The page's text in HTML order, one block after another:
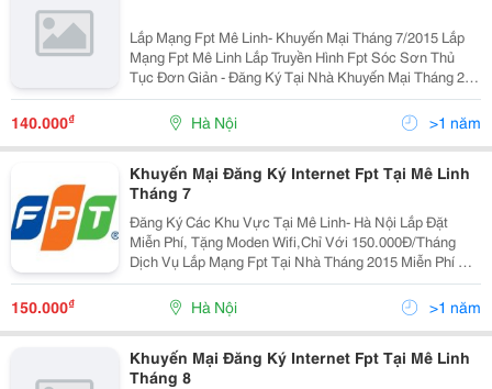
Lắp Mạng Fpt Mê Linh- Khuyến Mại Tháng 7/2015 Lắp
Mạng Fpt Mê Linh Lắp Truyền Hình Fpt Sóc Sơn Thủ
Tục Đơn Giản - Đăng Ký Tại Nhà Khuyến Mại Tháng 2 /
2015 Trang Bị Modem Wifi Miễn Phí Cho Kh Đăng Ký
Internet Fpt Mê Linh Giảm Cước Sử Dụng Liên Tục
140.000₫ Hà Nội >1 năm
Khuyến Mại Đăng Ký Internet Fpt Tại Mê Linh
Tháng 7
Đăng Ký Các Khu Vực Tại Mê Linh- Hà Nội Lắp Đặt
Miễn Phí, Tặng Moden Wifi,Chỉ Với 150.000Đ/Tháng
Dịch Vụ Lắp Mạng Fpt Tại Nhà Tháng 2015 Miễn Phí Để
Biết Thêm Chi Tiết Quý Khách Vui Lòng Gọi Tới Số:
0912 913 933, 0915 256 486, 0936 09 646
150.000₫ Hà Nội >1 năm
Khuyến Mại Đăng Ký Internet Fpt Tại Mê Linh
Tháng 8